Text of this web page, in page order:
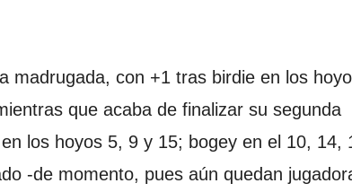
madrugada, con +1 tras birdie en los
que acaba de finalizar su segunda
los hoyos 5, 9 y 15; bogey en el 10, 14,
-de momento, pues aún quedan